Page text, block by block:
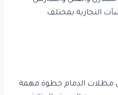
التجارية بمختلف
مظلات الدمام خطوة مهمة